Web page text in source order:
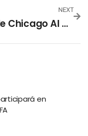
NEXT
Desde Chicago Al Vaticano: Robert Prevost, El Nuevo Papa León XIV Que Forjó Su Fe En Perú
en